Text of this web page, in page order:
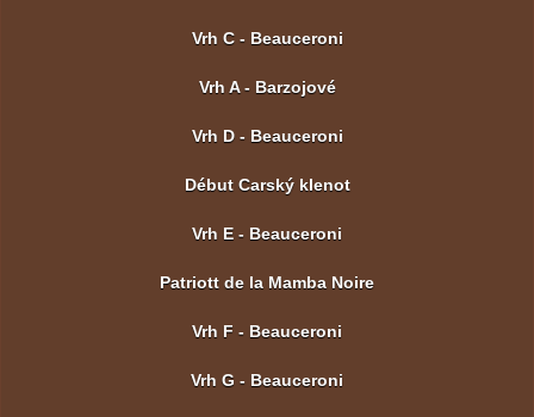
Vrh C - Beauceroni
Vrh A - Barzojové
Vrh D - Beauceroni
Début Carský klenot
Vrh E - Beauceroni
Patriott de la Mamba Noire
Vrh F - Beauceroni
Vrh G - Beauceroni